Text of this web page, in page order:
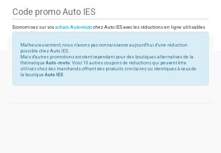
Code promo Auto IES
Economisez sur vos achats Auto-moto chez Auto IES avec les réductions en ligne utilisables
sur auto-ies.com
Malheureusement, nous n'avons pas connaissance aujourd'hui d'une réduction
possible chez Auto IES.
Mais d'autres promotions existent cependant pour des boutiques alternatives de la
thématique Auto-moto. Voici 10 autres coupons de réductions qui peuvent être
utilisés chez des marchands offrant des produits similaires ou identiques à ceux de
la boutique Auto IES.